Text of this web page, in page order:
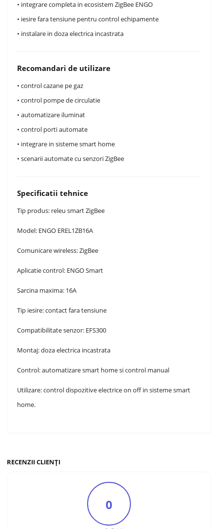
• integrare completa in ecosistem ZigBee ENGO
• iesire fara tensiune pentru control echipamente
• instalare in doza electrica incastrata
Recomandari de utilizare
• control cazane pe gaz
• control pompe de circulatie
• automatizare iluminat
• control porti automate
• integrare in sisteme smart home
• scenarii automate cu senzori ZigBee
Specificatii tehnice
Tip produs: releu smart ZigBee
Model: ENGO EREL1ZB16A
Comunicare wireless: ZigBee
Aplicatie control: ENGO Smart
Sarcina maxima: 16A
Tip iesire: contact fara tensiune
Compatibilitate senzor: EFS300
Montaj: doza electrica incastrata
Control: automatizare smart home si control manual
Utilizare: control dispozitive electrice on off in sisteme smart
home.
RECENZII CLIENȚI
0